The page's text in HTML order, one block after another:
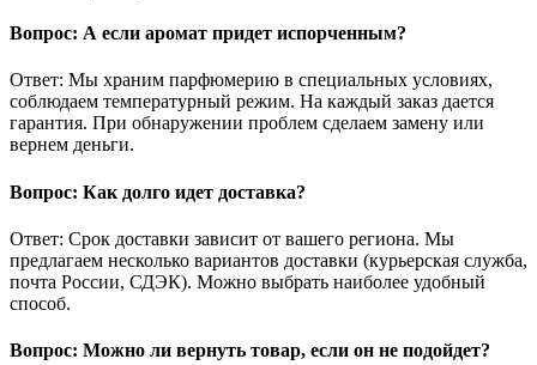
Вопрос: А если аромат придет испорченным?
Ответ: Мы храним парфюмерию в специальных условиях,
соблюдаем температурный режим. На каждый заказ дается
гарантия. При обнаружении проблем сделаем замену или
вернем деньги.
Вопрос: Как долго идет доставка?
Ответ: Срок доставки зависит от вашего региона. Мы
предлагаем несколько вариантов доставки (курьерская служба,
почта России, СДЭК). Можно выбрать наиболее удобный
способ.
Вопрос: Можно ли вернуть товар, если он не подойдет?